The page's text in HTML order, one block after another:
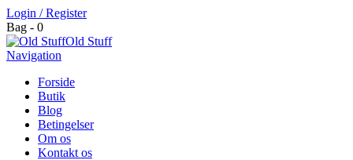
Login / Register
Bag - 0
Old Stuff
Navigation
Forside
Butik
Blog
Betingelser
Om os
Kontakt os